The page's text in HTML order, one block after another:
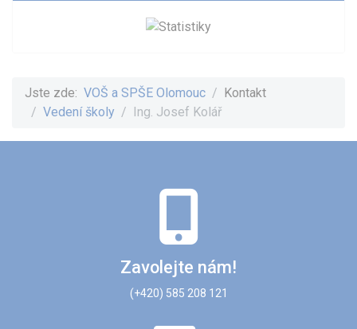
Jste zde: VOŠ a SPŠE Olomouc
Kontakt
Vedení školy
Ing. Josef Kolář
Zavolejte nám!
(+420) 585 208 121